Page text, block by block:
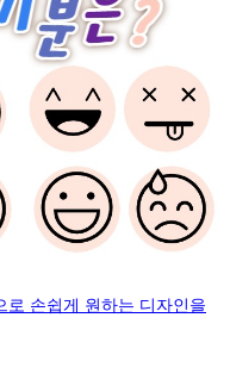
로 손쉽게 원하는 디자인을